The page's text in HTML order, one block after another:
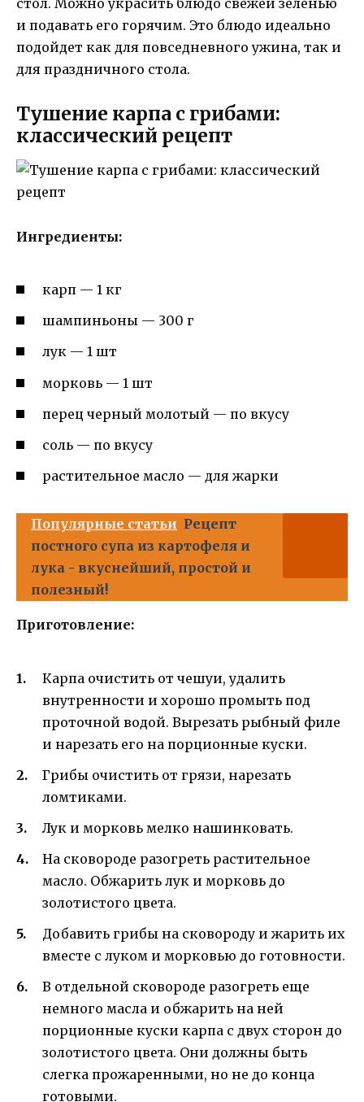
стол. Можно украсить блюдо свежей зеленью
и подавать его горячим. Это блюдо идеально
подойдет как для повседневного ужина, так и
для праздничного стола.
Тушение карпа с грибами:
классический рецепт
Ингредиенты:
карп — 1 кг
шампиньоны — 300 г
лук — 1 шт
морковь — 1 шт
перец черный молотый — по вкусу
соль — по вкусу
растительное масло — для жарки
Популярные статьи Рецепт
постного супа из картофеля и
лука - вкуснейший, простой и
полезный!
Приготовление:
Карпа очистить от чешуи, удалить
внутренности и хорошо промыть под
проточной водой. Вырезать рыбный филе
и нарезать его на порционные куски.
Грибы очистить от грязи, нарезать
ломтиками.
Лук и морковь мелко нашинковать.
На сковороде разогреть растительное
масло. Обжарить лук и морковь до
золотистого цвета.
Добавить грибы на сковороду и жарить их
вместе с луком и морковью до готовности.
В отдельной сковороде разогреть еще
немного масла и обжарить на ней
порционные куски карпа с двух сторон до
золотистого цвета. Они должны быть
слегка прожаренными, но не до конца
готовыми.